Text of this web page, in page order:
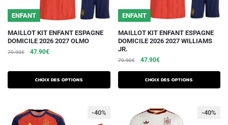
du
produit
du
produit
ENFANT
MAILLOT KIT ENFANT ESPAGNE
DOMICILE 2026 2027 OLMO
79.90€
Le
initial
était :
79.90€.
47.90€Le
actuel
est :
47.90€.
Choix des options
Ce
produit
a
plusieurs
variations.
peuvent
ENFANT
MAILLOT KIT ENFANT ESPAGNE
DOMICILE 2026 2027 WILLIAMS
JR.
79.90€
Le
initial
était :
47.90€Le
actuel
est :
Choix des options
Ce
produit
a
plusieurs
variations.
peuvent
-40% -40%